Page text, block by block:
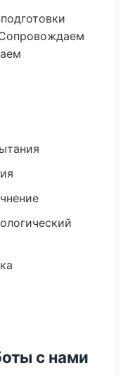
с нами